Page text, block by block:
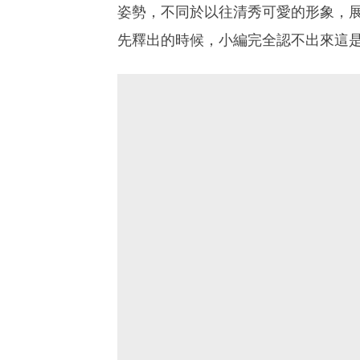
姿勢，不同於以往清秀可愛的形象，
先釋出的時候，小編完全認不出來這